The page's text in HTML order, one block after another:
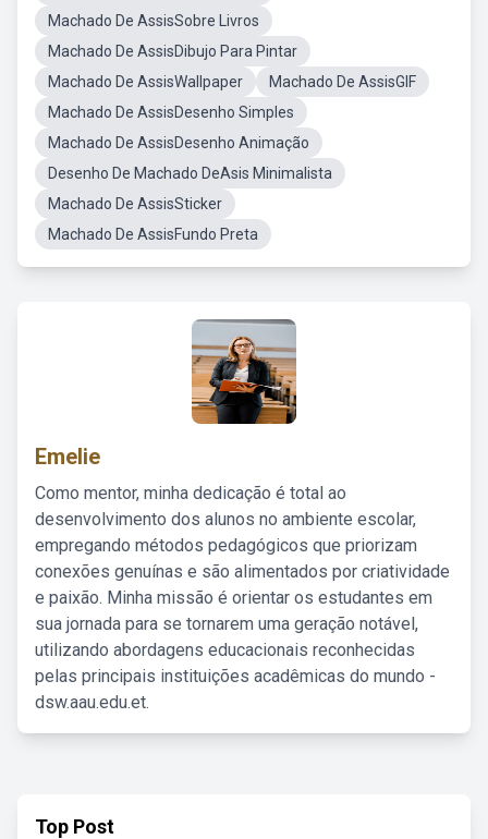
Machado De AssisSobre Livros
Machado De AssisDibujo Para Pintar
Machado De AssisWallpaper
Machado De AssisGIF
Machado De AssisDesenho Simples
Machado De AssisDesenho Animação
Desenho De Machado DeAsis Minimalista
Machado De AssisSticker
Machado De AssisFundo Preta
Emelie
Como mentor, minha dedicação é total ao
desenvolvimento dos alunos no ambiente escolar,
empregando métodos pedagógicos que priorizam
conexões genuínas e são alimentados por criatividade
e paixão. Minha missão é orientar os estudantes em
sua jornada para se tornarem uma geração notável,
utilizando abordagens educacionais reconhecidas
pelas principais instituições acadêmicas do mundo -
dsw.aau.edu.et.
Top Post